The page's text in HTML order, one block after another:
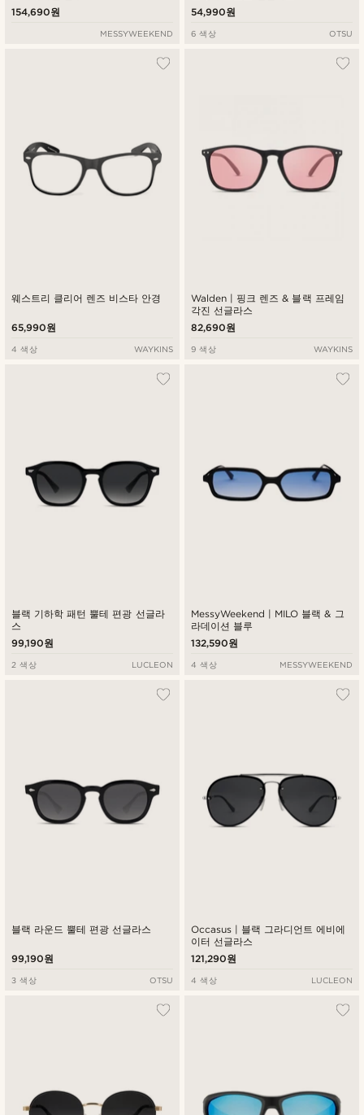
154,690원
MESSYWEEKEND
54,990원
6 색상 OTSU
웨스트리 클리어 렌즈 비스타 안경
65,990원
4 색상 WAYKINS
Walden | 핑크 렌즈 & 블랙 프레임
각진 선글라스
82,690원
9 색상 WAYKINS
블랙 기하학 패턴 뿔테 편광 선글라
스
99,190원
2 색상 LUCLEON
MessyWeekend | MILO 블랙 & 그
라데이션 블루
132,590원
4 색상 MESSYWEEKEND
블랙 라운드 뿔테 편광 선글라스
99,190원
3 색상 OTSU
Occasus | 블랙 그라디언트 에비에
이터 선글라스
121,290원
4 색상 LUCLEON